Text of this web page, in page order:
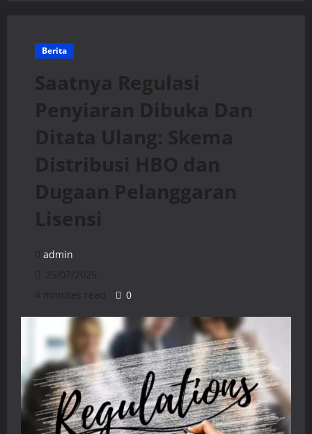
Berita
Saatnya Regulasi
Penyiaran Dibuka Dan
Ditata Ulang: Skema
Distribusi HBO dan
Dugaan Pelanggaran
Lisensi
admin
25/07/2025
4 minutes read
0